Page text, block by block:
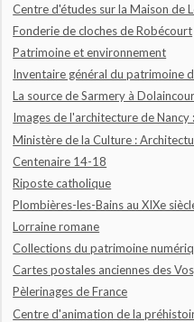
Centre d'études sur la Maison de
Fonderie de cloches de Robécourt
Patrimoine et environnement
Inventaire général du patrimoine
La source de Sarmery à
Images de l'architecture de
Ministère de la Culture :
Centenaire 14-18
Riposte catholique
Plombières-les-Bains au XIXe
Lorraine romane
Collections du patrimoine
Cartes postales anciennes des
Pèlerinages de France
Centre d'animation de la